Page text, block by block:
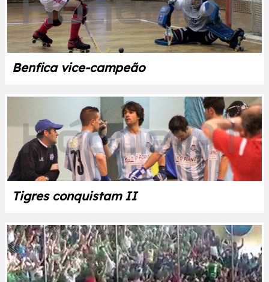
Benfica vice-campeão
Tigres conquistam II